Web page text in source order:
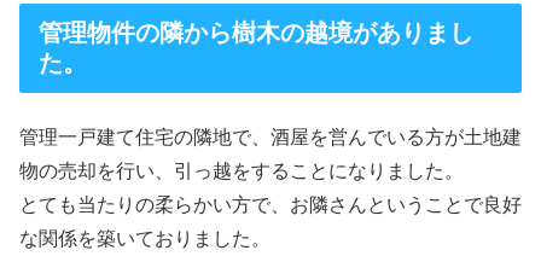
管理物件の隣から樹木の越境がありまし
た。
管理一戸建て住宅の隣地で、酒屋を営んでいる方が土地建
物の売却を行い、引っ越をすることになりました。
とても当たりの柔らかい方で、お隣さんということで良好
な関係を築いておりました。